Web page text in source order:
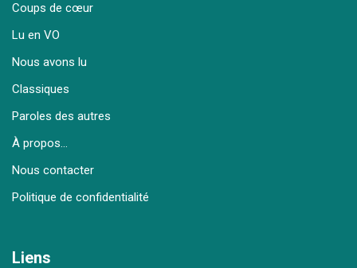
Coups de cœur
Lu en VO
Nous avons lu
Classiques
Paroles des autres
À propos…
Nous contacter
Politique de confidentialité
Liens